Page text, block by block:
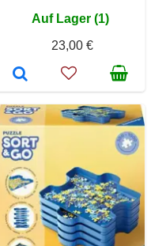
Auf Lager (1)
23,00 €